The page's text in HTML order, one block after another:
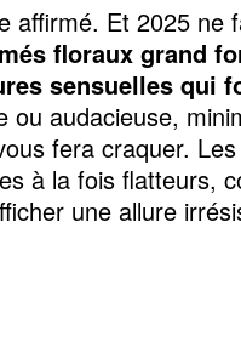
affirmé. Et 2025 ne
floraux grand
sensuelles qui
ou audacieuse,
fera craquer.
à la fois flatteurs,
une allure